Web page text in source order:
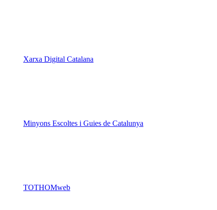
Xarxa Digital Catalana
Minyons Escoltes i Guies de Catalunya
TOTHOMweb